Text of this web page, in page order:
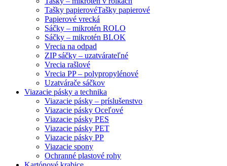
Tašky papierovéTašky papierové
Papierové vrecká
Sáčky – mikrotén ROLO
Sáčky – mikrotén BLOK
Vrecia na odpad
ZIP sáčky – uzatvárateľné
Vrecia rašlové
Vrecia PP – polypropylénové
Uzatvárače sáčkov
Viazacie pásky a technika
Viazacie pásky – príslušenstvo
Viazacie pásky Oceľové
Viazacie pásky PES
Viazacie pásky PET
Viazacie pásky PP
Viazacie spony
Ochranné plastové rohy